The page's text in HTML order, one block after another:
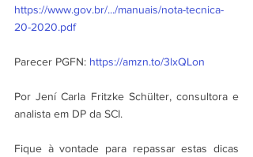
https://www.gov.br/.../manuais/nota-tecnica-
20-2020.pdf
Parecer PGFN: https://amzn.to/3lxQLon
Por Jení Carla Fritzke Schülter, consultora e
analista em DP da SCI.
Fique à vontade para repassar estas dicas